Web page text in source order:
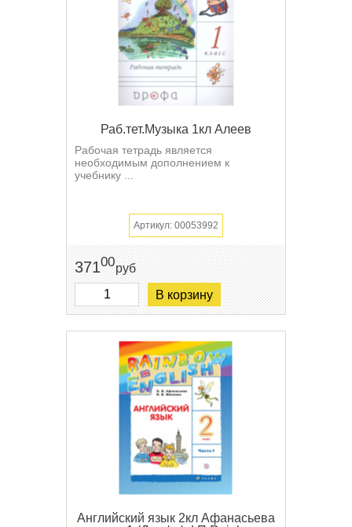
Раб.тет.Музыка 1кл Алеев
Рабочая тетрадь является
необходимым дополнением к
учебнику ...
Артикул: 00053992
37100руб
В корзину
Английский язык 2кл Афанасьева